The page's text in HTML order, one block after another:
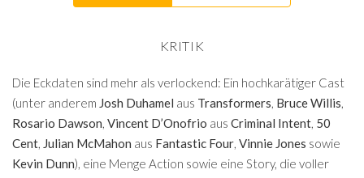
KRITIK
Die Eckdaten sind mehr als verlockend: Ein hochkarätiger Cast
(unter anderem Josh Duhamel aus Transformers Bruce Willis
Rosario Dawson Vincent D’Onofrio aus Criminal Intent 50
Cent Julian McMahon aus Fantastic Four Vinnie Jones sowie
Kevin Dunn), eine Menge Action sowie eine Story, die voller